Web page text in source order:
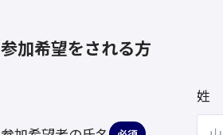
参加希望をされる方
姓